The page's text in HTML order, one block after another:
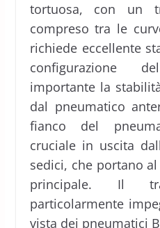
tortuosa, con un
compreso tra le
richiede eccellente
configurazione
importante la
dal pneumatico
fianco del
cruciale in uscita
sedici, che portano
principale. Il
particolarmente
vista dei pneumatici